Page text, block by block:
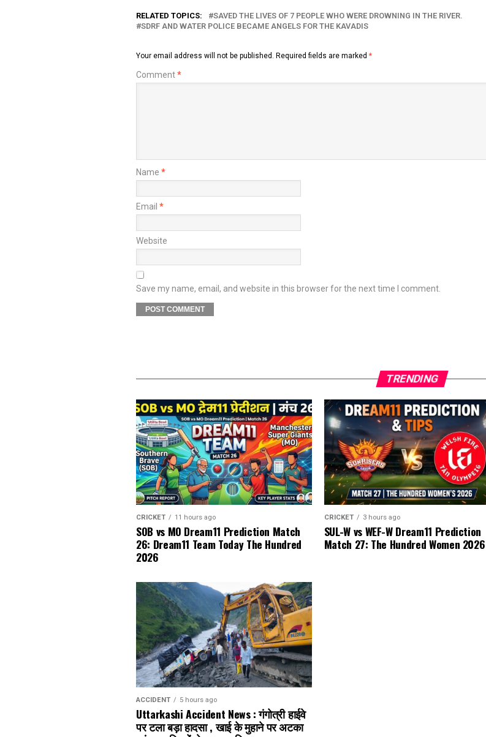
RELATED TOPICS:
SAVED THE LIVES OF 7 PEOPLE WHO WERE DROWNING IN THE RIVER.
SDRF AND WATER POLICE BECAME ANGELS FOR THE KAVADIS
Your email address will not be published. Required fields are marked *
Comment*
Name *
Email *
Website
Save my name, email, and website in this browser for the next time I comment.
TRENDING
CRICKET 11 hours ago
SOB vs MO Dream11 Prediction Match
26: Dream11 Team Today The Hundred
2026
CRICKET 3 hours ago
SUL-W vs WEF-W Dream11 Prediction
Match 27: The Hundred Women 2026
ACCIDENT 5 hours ago
Uttarkashi Accident News : गंगोत्री हाईवे
पर टला बड़ा हादसा , खाई के मुहाने पर अटका